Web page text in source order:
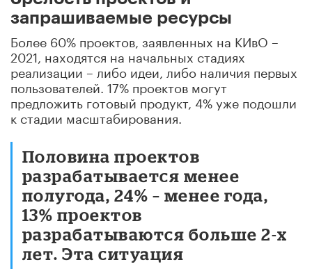
запрашиваемые ресурсы
Более 60% проектов, заявленных на КИвО –
2021, находятся на начальных стадиях
реализации – либо идеи, либо наличия первых
пользователей. 17% проектов могут
предложить готовый продукт, 4% уже подошли
к стадии масштабирования.
Половина проектов
разрабатывается менее
полугода, 24% – менее года,
13% проектов
разрабатываются больше 2-х
лет. Эта ситуация